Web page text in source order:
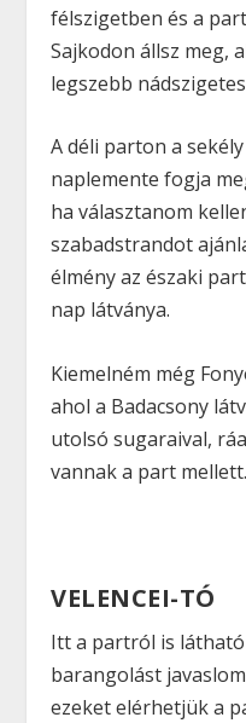
félszigetben és a
Sajkodon állsz meg,
legszebb
A déli parton a
naplemente fogja
ha választanom
szabadstrandot
élmény az északi
nap látványa.
Kiemelném még
ahol a Badacsony
utolsó sugaraival,
vannak a part mellett.
VELENCEI-TÓ
Itt a partról is
barangolást
ezeket elérhetjük a